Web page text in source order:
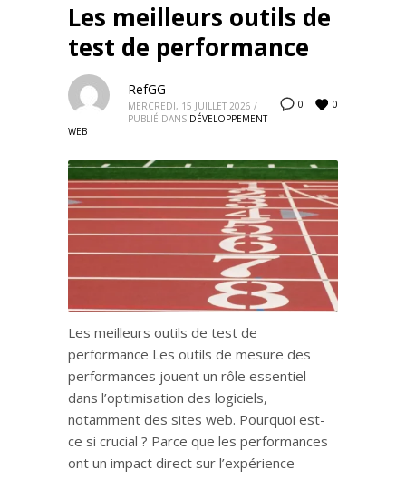
Les meilleurs outils de
test de performance
0 0
RefGG
MERCREDI, 15 JUILLET 2026 /
PUBLIÉ DANS DÉVELOPPEMENT
WEB
Les meilleurs outils de test de
performance Les outils de mesure des
performances jouent un rôle essentiel
dans l’optimisation des logiciels,
notamment des sites web. Pourquoi est-
ce si crucial ? Parce que les performances
ont un impact direct sur l’expérience